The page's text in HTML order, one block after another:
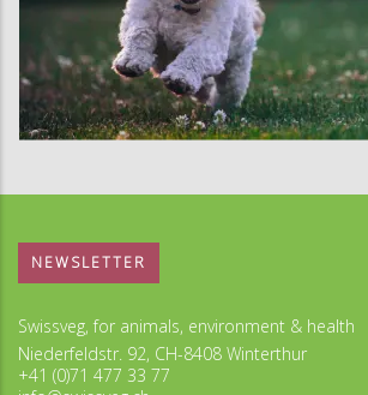
NEWSLETTER
Swissveg, for animals, environment & health
Niederfeldstr. 92, CH-8408 Winterthur
+41 (0)71 477 33 77